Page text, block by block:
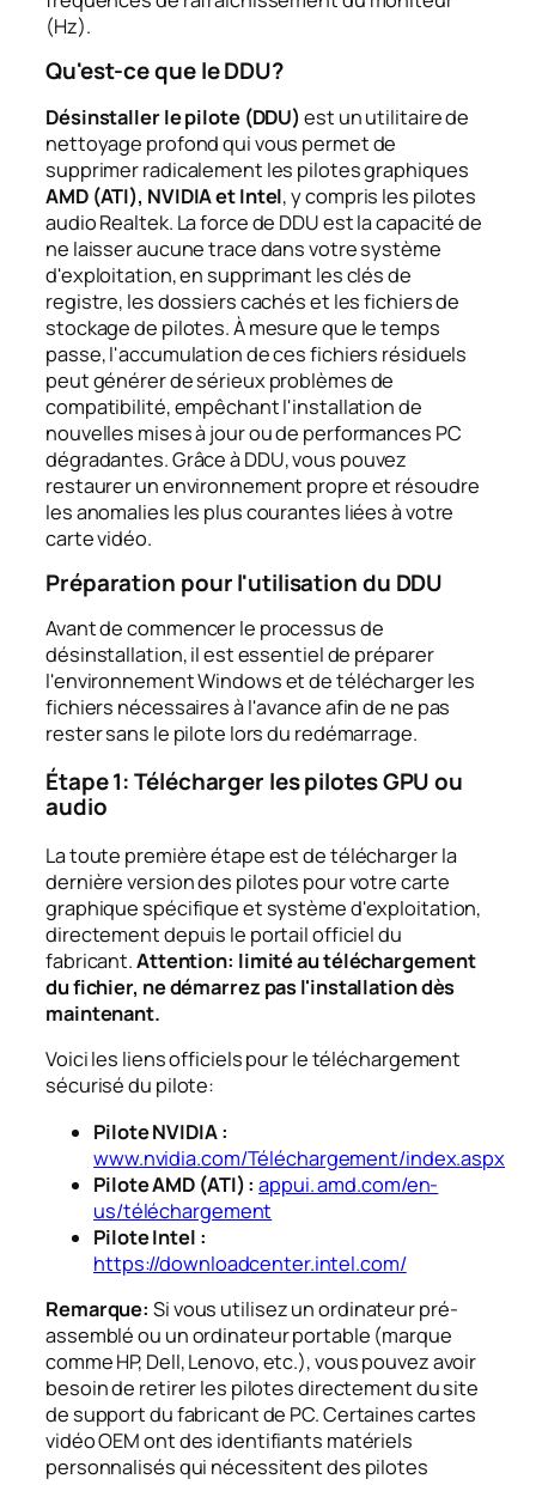
(Hz).
Qu'est-ce que le DDU?
Désinstaller le pilote (DDU)est un utilitaire de
nettoyage profond qui vous permet de
supprimer radicalement les pilotes graphiques
AMD (ATI), NVIDIA et Intel, y compris les pilotes
audio Realtek. La force de DDU est la capacité de
ne laisser aucune trace dans votre système
d'exploitation, en supprimant les clés de
registre, les dossiers cachés et les fichiers de
stockage de pilotes. À mesure que le temps
passe, l'accumulation de ces fichiers résiduels
peut générer de sérieux problèmes de
compatibilité, empêchant l'installation de
nouvelles mises à jour ou de performances PC
dégradantes. Grâce à DDU, vous pouvez
restaurer un environnement propre et résoudre
les anomalies les plus courantes liées à votre
carte vidéo.
Préparation pour l'utilisation du DDU
Avant de commencer le processus de
désinstallation, il est essentiel de préparer
l'environnement Windows et de télécharger les
fichiers nécessaires à l'avance afin de ne pas
rester sans le pilote lors du redémarrage.
Étape 1: Télécharger les pilotes GPU ou
audio
La toute première étape est de télécharger la
dernière version des pilotes pour votre carte
graphique spécifique et système d'exploitation,
directement depuis le portail officiel du
fabricant.Attention: limité au téléchargement
du fichier, ne démarrez pas l'installation dès
maintenant.
Voici les liens officiels pour le téléchargement
sécurisé du pilote:
Pilote NVIDIA :
www.nvidia.com/Téléchargement/index.aspx
Pilote AMD (ATI) : appui. amd.com/en-
us/téléchargement
Pilote Intel :
https://downloadcenter.intel.com/
Remarque: Si vous utilisez un ordinateur pré-
assemblé ou un ordinateur portable (marque
comme HP, Dell, Lenovo, etc.), vous pouvez avoir
besoin de retirer les pilotes directement du site
de support du fabricant de PC. Certaines cartes
vidéo OEM ont des identifiants matériels
personnalisés qui nécessitent des pilotes